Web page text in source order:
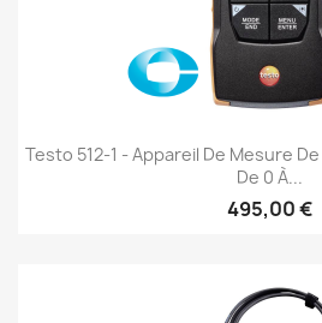
Testo 512-1 - Appareil De Mesure
De 0 À...
495,00 €